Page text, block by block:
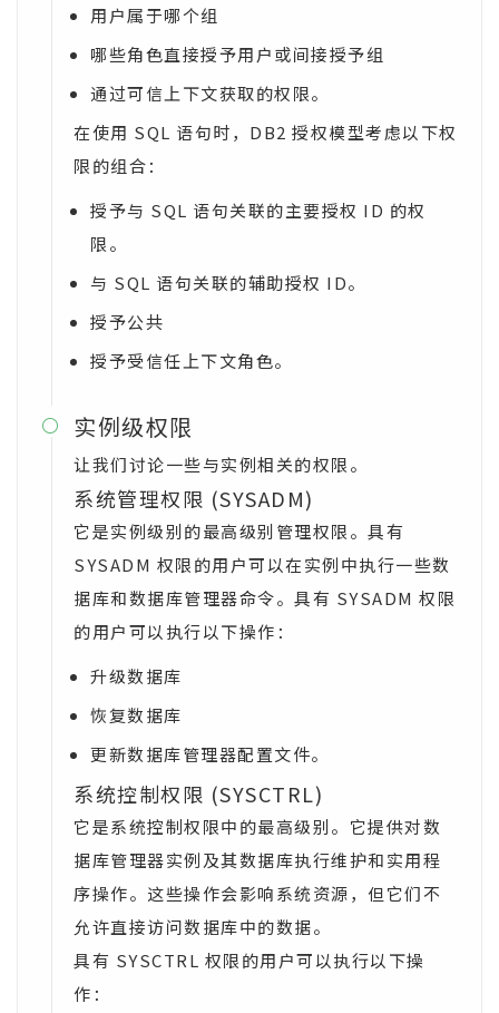
用户属于哪个组
哪些角色直接授予用户或间接授予组
通过可信上下文获取的权限。
在使用 SQL 语句时，DB2 授权模型考虑以下权
限的组合：
授予与 SQL 语句关联的主要授权 ID 的权
限。
与 SQL 语句关联的辅助授权 ID。
授予公共
授予受信任上下文角色。
 实例级权限
让我们讨论一些与实例相关的权限。
系统管理权限 (SYSADM)
它是实例级别的最高级别管理权限。具有
SYSADM 权限的用户可以在实例中执行一些数
据库和数据库管理器命令。具有 SYSADM 权限
的用户可以执行以下操作：
升级数据库
恢复数据库
更新数据库管理器配置文件。
系统控制权限 (SYSCTRL)
它是系统控制权限中的最高级别。它提供对数
据库管理器实例及其数据库执行维护和实用程
序操作。这些操作会影响系统资源，但它们不
允许直接访问数据库中的数据。
具有 SYSCTRL 权限的用户可以执行以下操
作：